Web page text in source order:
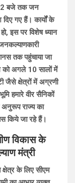
12 बजे तक जन
गए हैं। कार्यों के
इस पर विशेष ध्यान
जनकल्याणकारी
तक पहुंचाया जा
को अगले 10 सालों में
जैसे क्षेत्रों में अग्रणी
हमारे वीर सैनिकों
अनुरूप राज्य का
किये जा रहे हैं।
विकास के
मंत्री
के लिए सीएम